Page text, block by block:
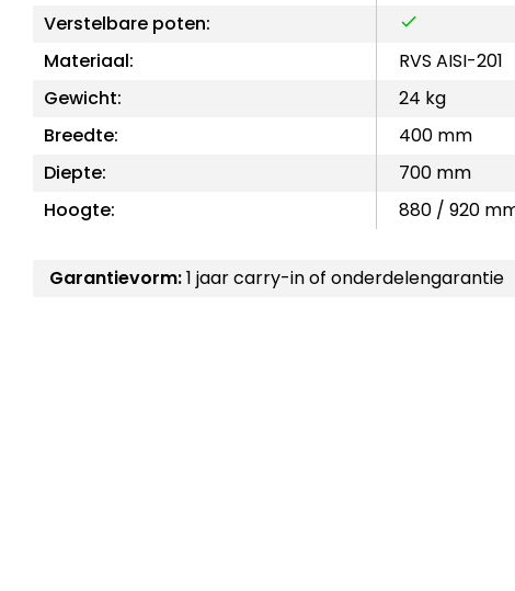
Verstelbare poten:
Materiaal:
RVS AISI-201
Gewicht:
24 kg
Breedte:
400 mm
Diepte:
700 mm
Hoogte:
880 / 920
Garantievorm:1 jaar carry-in of onderdelengarantie